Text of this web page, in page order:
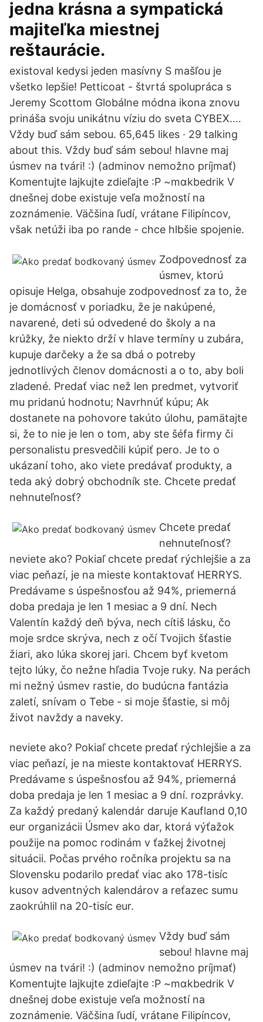
jedna krásna a sympatická
majiteľka miestnej
reštaurácie.
existoval kedysi jeden masívny S mašľou je
všetko lepšie! Petticoat - štvrtá spolupráca s
Jeremy Scottom Globálne módna ikona znovu
prináša svoju unikátnu víziu do sveta CYBEX.…
Vždy buď sám sebou. 65,645 likes · 29 talking
about this. Vždy buď sám sebou! hlavne maj
úsmev na tvári! :) (adminov nemožno príjmať)
Komentujte lajkujte zdieľajte :P ~mɑkbedrik V
dnešnej dobe existuje veľa možností na
zoznámenie. Väčšina ľudí, vrátane Filipíncov,
však netúži iba po rande - chce hlbšie spojenie.
Zodpovednosť za
úsmev, ktorú
opisuje Helga, obsahuje zodpovednosť za to, že
je domácnosť v poriadku, že je nakúpené,
navarené, deti sú odvedené do školy a na
krúžky, že niekto drží v hlave termíny u zubára,
kupuje darčeky a že sa dbá o potreby
jednotlivých členov domácnosti a o to, aby boli
zladené. Predať viac než len predmet, vytvoriť
mu pridanú hodnotu; Navrhnúť kúpu; Ak
dostanete na pohovore takúto úlohu, pamätajte
si, že to nie je len o tom, aby ste šéfa firmy či
personalistu presvedčili kúpiť pero. Je to o
ukázaní toho, ako viete predávať produkty, a
teda aký dobrý obchodník ste. Chcete predať
nehnuteľnosť?
Chcete predať
nehnuteľnosť?
neviete ako? Pokiaľ chcete predať rýchlejšie a za
viac peňazí, je na mieste kontaktovať HERRYS.
Predávame s úspešnosťou až 94%, priemerná
doba predaja je len 1 mesiac a 9 dní. Nech
Valentín každý deň býva, nech cítiš lásku, čo
moje srdce skrýva, nech z očí Tvojich šťastie
žiari, ako lúka skorej jari. Chcem byť kvetom
tejto lúky, čo nežne hľadia Tvoje ruky. Na perách
mi nežný úsmev rastie, do budúcna fantázia
zaletí, snívam o Tebe - si moje šťastie, si môj
život navždy a naveky.
neviete ako? Pokiaľ chcete predať rýchlejšie a za
viac peňazí, je na mieste kontaktovať HERRYS.
Predávame s úspešnosťou až 94%, priemerná
doba predaja je len 1 mesiac a 9 dní. rozprávky.
Za každý predaný kalendár daruje Kaufland 0,10
eur organizácii Úsmev ako dar, ktorá výťažok
použije na pomoc rodinám v ťažkej životnej
situácii. Počas prvého ročníka projektu sa na
Slovensku podarilo predať viac ako 178-tisíc
kusov adventných kalendárov a reťazec sumu
zaokrúhlil na 20-tisíc eur.
Vždy buď sám
sebou! hlavne maj
úsmev na tvári! :) (adminov nemožno príjmať)
Komentujte lajkujte zdieľajte :P ~mɑkbedrik V
dnešnej dobe existuje veľa možností na
zoznámenie. Väčšina ľudí, vrátane Filipíncov,